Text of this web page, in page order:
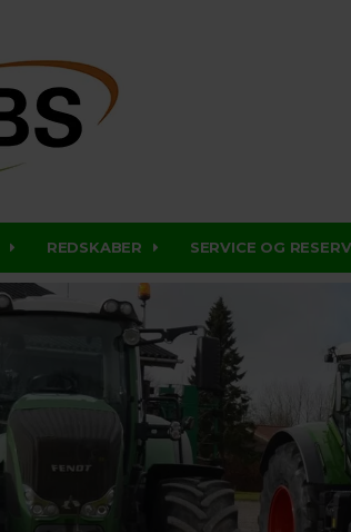
REDSKABER SERVICE OG